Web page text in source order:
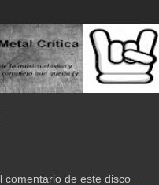
comentario de este disco